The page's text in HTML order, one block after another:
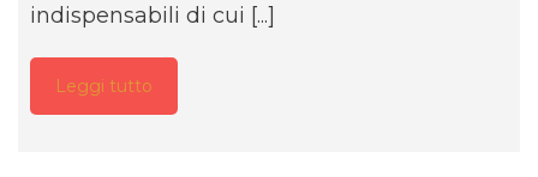
indispensabili di cui [...]
Leggi tutto